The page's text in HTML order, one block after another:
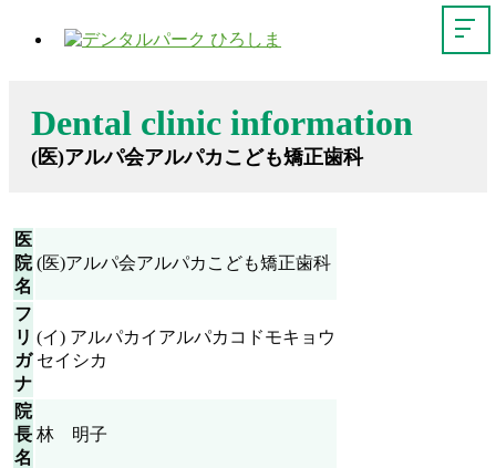
Dental clinic information
(医)アルパ会アルパカこども矯正歯科
医
院
名
(医)アルパ会アルパカこども矯正歯科
フ
リ
ガ
ナ
(イ) アルパカイアルパカコドモキョウ
セイシカ
院
長
名
林 明子